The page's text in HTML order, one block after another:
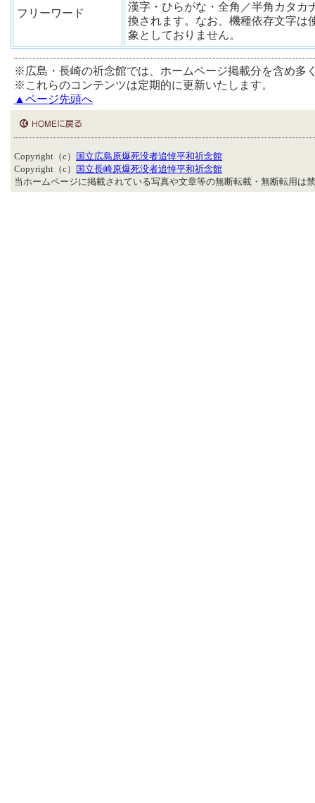
フリーワード
漢字・ひらがな・全角／半角カタカ
換されます。なお、機種依存文字は
象としておりません。
※広島・長崎の祈念館では、ホームページ掲載分を含め多
※これらのコンテンツは定期的に更新いたします。
▲ページ先頭へ
Copyright（c）
国立広島原爆死没者追悼平和祈念館
Copyright（c）
国立長崎原爆死没者追悼平和祈念館
当ホームページに掲載されている写真や文章等の無断転載・無断転用は